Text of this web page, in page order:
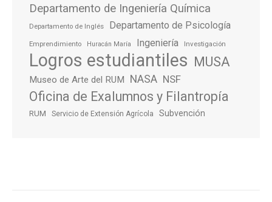
Departamento de Ingeniería Química
Departamento de Inglés Departamento de Psicología
Emprendimiento Huracán María Ingeniería Investigación
Logros estudiantiles MUSA
Museo de Arte del RUM NASA NSF
Oficina de Exalumnos y Filantropía
RUM Servicio de Extensión Agrícola Subvención